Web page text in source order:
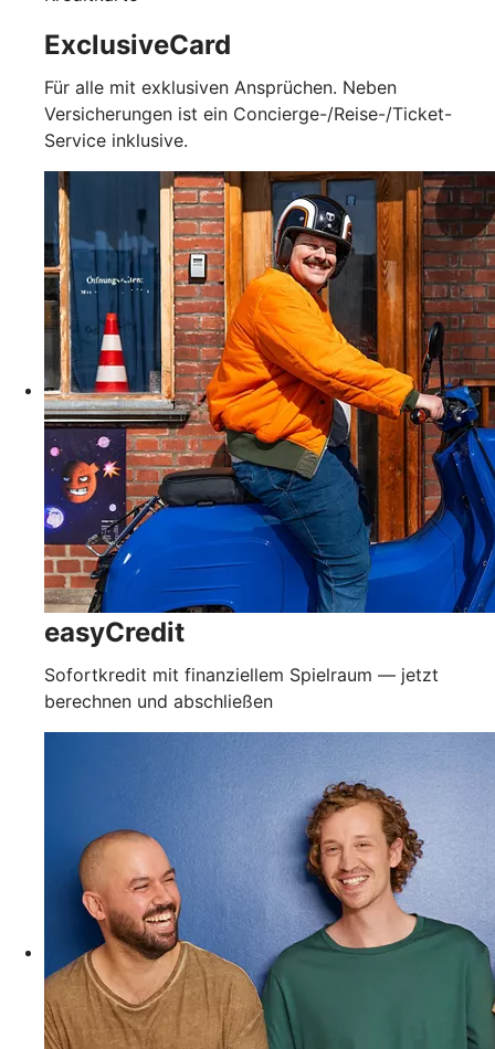
ExclusiveCard
Für alle mit exklusiven Ansprüchen. Neben
Versicherungen ist ein Concierge-/Reise-/Ticket-
Service inklusive.
easyCredit
Sofortkredit mit finanziellem Spielraum — jetzt
berechnen und abschließen